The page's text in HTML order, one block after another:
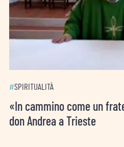
#SPIRITUALITÀ
«In cammino come un
don Andrea a Trieste